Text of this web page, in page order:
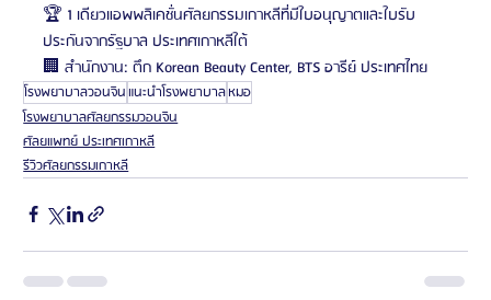
🏆 1 เดียวแอพพลิเคชั่นศัลยกรรมเกาหลีที่มีใบอนุญาตและใบรับ
ประกันจากรัฐบาล ประเทศเกาหลีใต้
🏢 สำนักงาน: ตึก Korean Beauty Center, BTS อารีย์ ประเทศไทย
โรงพยาบาลวอนจินแนะนำโรงพยาบาลหมอ
โรงพยาบาลศัลยกรรมวอนจิน
ศัลยแพทย์ ประเทศเกาหลี
รีวิวศัลยกรรมเกาหลี